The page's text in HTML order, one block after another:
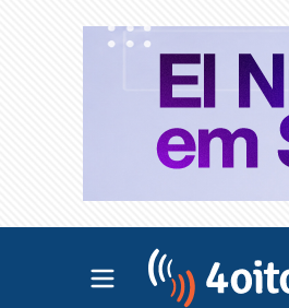
Abrir menu principal